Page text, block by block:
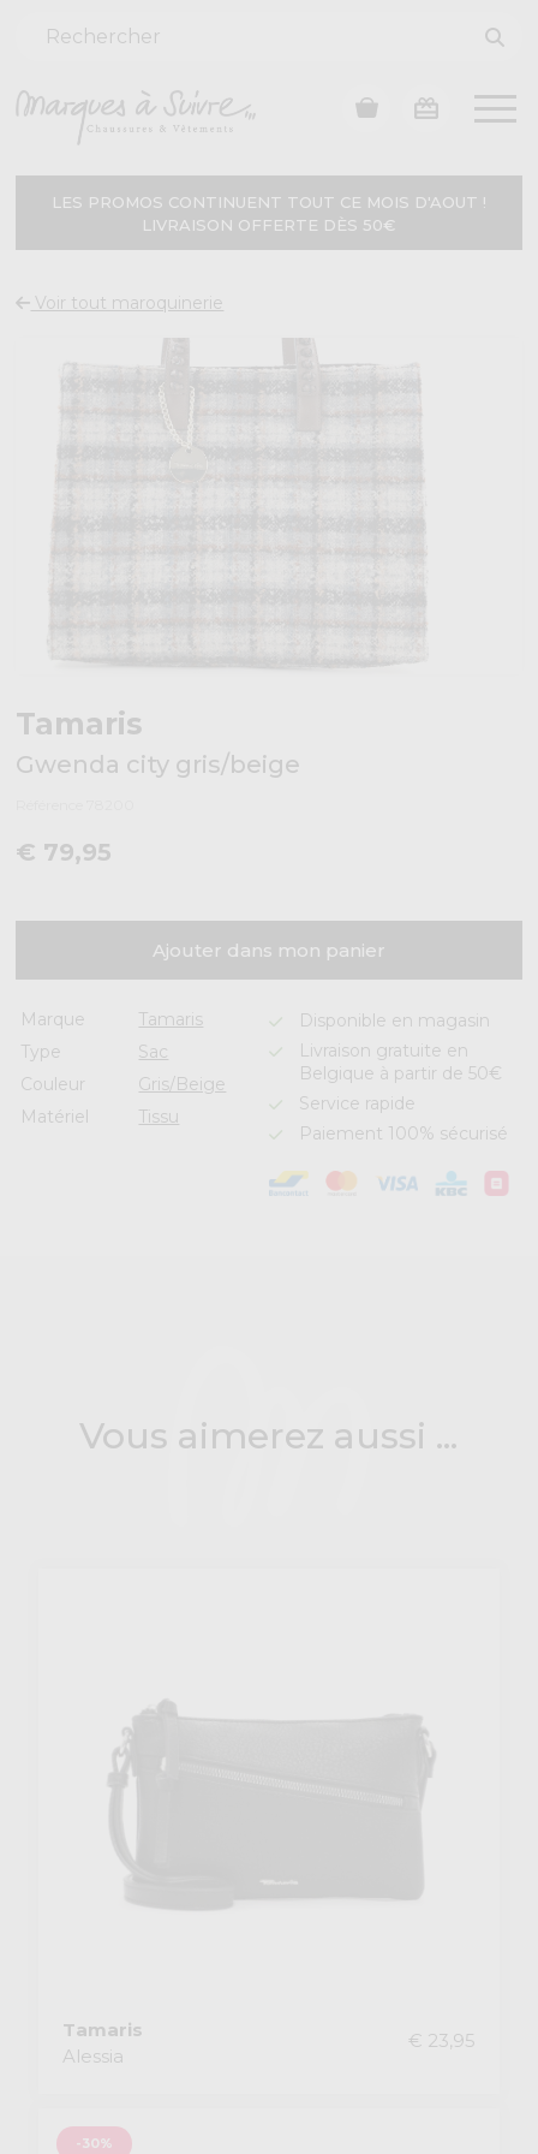
LES PROMOS CONTINUENT TOUT CE MOIS D'AOUT !
LIVRAISON OFFERTE DÈS 50€
Voir tout maroquinerie
Tamaris
Gwenda city gris/beige
€ 79,95
Ajouter dans mon panier
Marque
Tamaris
Type
Sac
Couleur
Gris/Beige
Matériel
Tissu
Disponible en magasin
Livraison gratuite en
Belgique à partir de 50€
Service rapide
Paiement 100% sécurisé
Vous aimerez aussi ...
Tamaris
Alessia
€ 23,95
-30%